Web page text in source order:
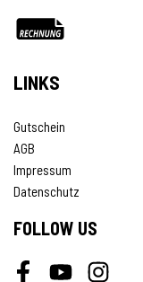
LINKS
Gutschein
AGB
Impressum
Datenschutz
FOLLOW US